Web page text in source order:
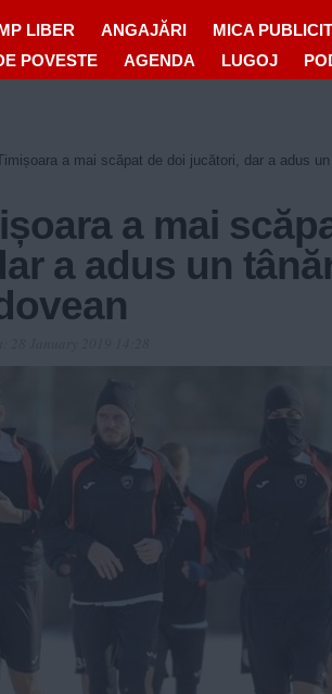
LIBER ANGAJĂRI MICA
POVESTE
AGENDA LUGOJ
a mai scăpat de doi jucători, dar a adus
a mai
a adus un